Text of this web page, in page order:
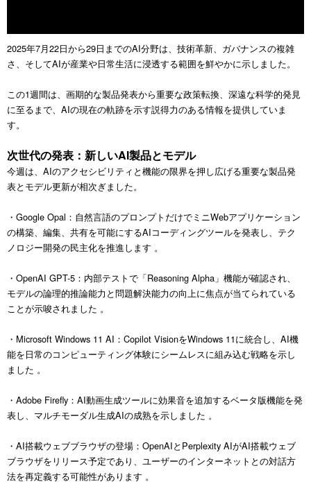
2025年7月22日から29日までのAI分野は、技術革新、ガバナンスの複雑
さ、そしてAIが産業や日常生活に浸透する範囲を鮮やかに示しました。
この1週間は、画期的な製品発表から重要な政策転換、深遠な科学的発見
に至るまで、AIの現在の軌跡を示す説得力のある情報を提供していま
す。
次世代の発表：新しいAI製品とモデル
今週は、AIのアクセシビリティと機能の限界を押し広げる重要な製品発
表とモデル更新が相次ぎました。
・Google Opal：自然言語のプロンプトだけでミニWebアプリケーション
の構築、編集、共有を可能にするAIコーディングツールを発表し、テク
ノロジー開発の民主化を推進します 。
・OpenAI GPT-5：内部テストで「Reasoning Alpha」機能が確認され、
モデルの論理的推論能力と問題解決能力の向上に焦点が当てられている
ことが示唆されました 。
・Microsoft Windows 11 AI：Copilot VisionをWindows 11に統合し、AI機
能を日常のコンピューティング体験にシームレスに組み込む戦略を示し
ました 。
・Adobe Firefly：AI動画生成ツールに効果音を追加するベータ版機能を発
表し、マルチモーダル生成AIの成熟を示しました 。
・AI搭載ウェブブラウザの登場：OpenAIとPerplexity AIがAI搭載ウェブ
ブラウザをリリース予定であり、ユーザーのインターネットとの対話方
法を再定義する可能性があります 。